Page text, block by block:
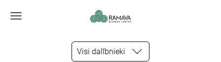
Visi dalībnieki